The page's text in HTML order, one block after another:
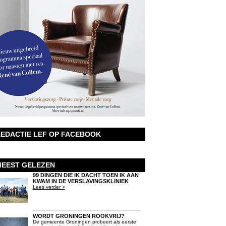
LEF OP FACEBOOK
GELEZEN
99 DINGEN DIE IK DACHT TOEN IK AAN
KWAM IN DE VERSLAVINGSKLINIEK
Lees verder >
WORDT GRONINGEN ROOKVRIJ?
De gemeente Groningen probeert als eerste